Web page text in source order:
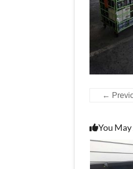
←
You